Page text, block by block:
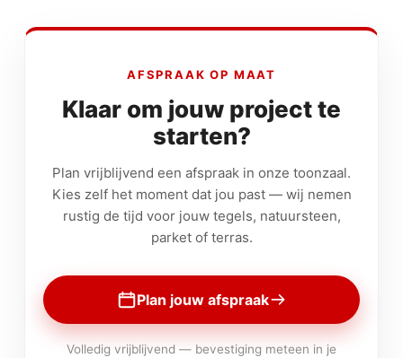
AFSPRAAK OP MAAT
Klaar om jouw project te
starten?
Plan vrijblijvend een afspraak in onze toonzaal.
Kies zelf het moment dat jou past — wij nemen
rustig de tijd voor jouw tegels, natuursteen,
parket of terras.
Plan jouw afspraak
Volledig vrijblijvend — bevestiging meteen in je